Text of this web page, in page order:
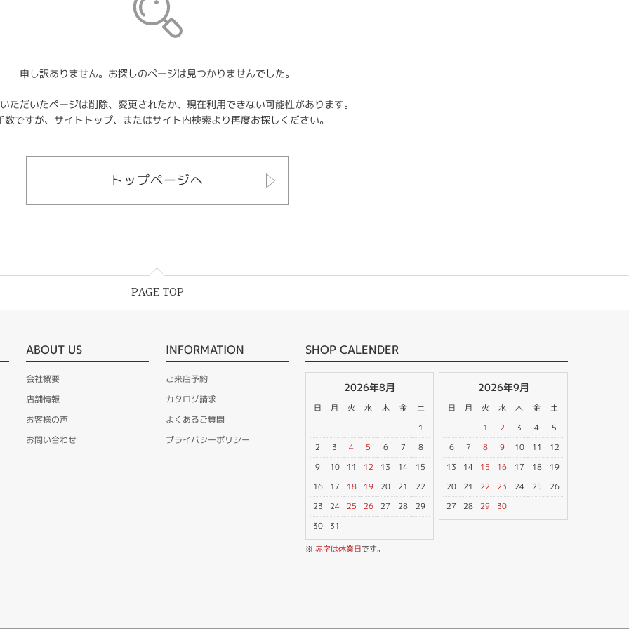
申し訳ありません。お探しのページは見つかりませんでした。
ただいたページは削除、変更されたか、現在利用できない可能性があります。
数ですが、サイトトップ、またはサイト内検索より再度お探しください。
トップページへ
PAGE TOP
ABOUT US
会社概要
店舗情報
お客様の声
お問い合わせ
INFORMATION
ご来店予約
カタログ請求
よくあるご質問
プライバシーポリシー
SHOP CALENDER
2026年8月
日 月 火 水 木 金
土
1
2
3 4 5 6 7
8
9
10 11 12 13 14
15
16
17 18 19 20 21
22
23
24 25 26 27 28
29
30
31
2026年9月
日 月 火 水 木 金
土
1
2 3 4
5
6
7 8 9 10 11
12
13
14 15 16 17 18
19
20
21 22 23 24 25
26
27
28 29 30
※ 赤字は休業日です。